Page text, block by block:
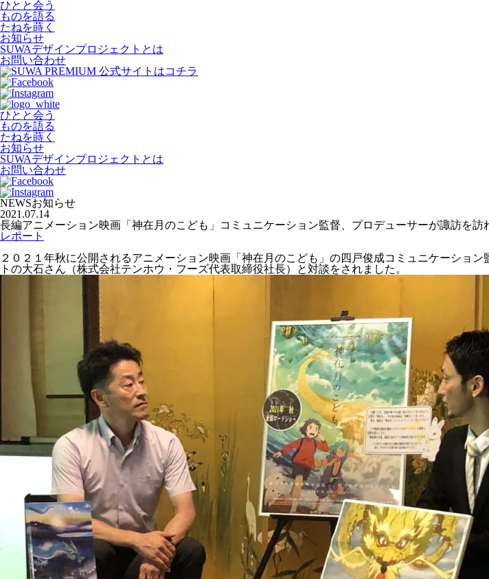
ひとと会う
ものを語る
たねを蒔く
お知らせ
SUWAデザインプロジェクトとは
お問い合わせ
ひとと会う
ものを語る
たねを蒔く
お知らせ
SUWAデザインプロジェクトとは
お問い合わせ
NEWSお知らせ
2021.07.14
長編アニメーション映画「神在月のこども」コミュニケーション監督、プロデューサーが諏訪を訪
レポート
２０２１年秋に公開されるアニメーション映画「神在月のこども」の四戸俊成コミュニケーショ
トの大石さん（株式会社テンホウ・フーズ代表取締役社長）と対談をされました。